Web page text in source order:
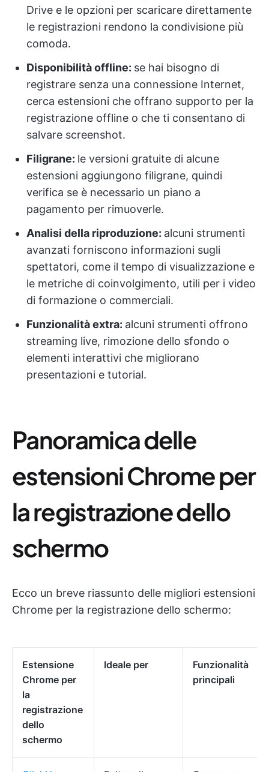
Drive e le opzioni per scaricare direttamente
le registrazioni rendono la condivisione più
comoda.
Disponibilità offline: se hai bisogno di
registrare senza una connessione Internet,
cerca estensioni che offrano supporto per la
registrazione offline o che ti consentano di
salvare screenshot.
Filigrane: le versioni gratuite di alcune
estensioni aggiungono filigrane, quindi
verifica se è necessario un piano a
pagamento per rimuoverle.
Analisi della riproduzione: alcuni strumenti
avanzati forniscono informazioni sugli
spettatori, come il tempo di visualizzazione e
le metriche di coinvolgimento, utili per i video
di formazione o commerciali.
Funzionalità extra: alcuni strumenti offrono
streaming live, rimozione dello sfondo o
elementi interattivi che migliorano
presentazioni e tutorial.
Panoramica delle
estensioni Chrome per
la registrazione dello
schermo
Ecco un breve riassunto delle migliori estensioni
Chrome per la registrazione dello schermo:
Estensione
Chrome per
la
registrazione
dello
schermo
Ideale per
Funzionalità
principali